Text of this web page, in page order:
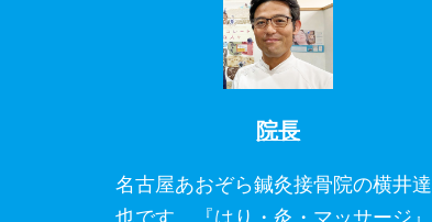
院長
名古屋あおぞら鍼灸接骨院の横井達